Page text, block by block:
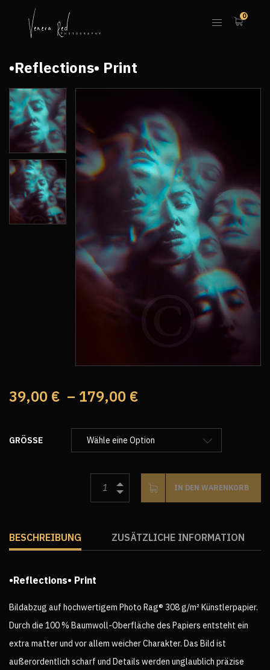
0
•Reflections• Print
39,00 € – 179,00 €
GRÖSSE
IN DEN WARENKORB
BESCHREIBUNG ZUSÄTZLICHE INFORMATION
•Reflections• Print
Bildabzug auf hochwertigem Photo Rag® 308 g/m² Künstlerpapier.
Durch die 100 % Baumwoll-Oberfläche des Papiers entsteht ein
extra matter und vor allem weicher Charakter. Das Bild ist
außerordentlich scharf und Details werden unglaublich präzise